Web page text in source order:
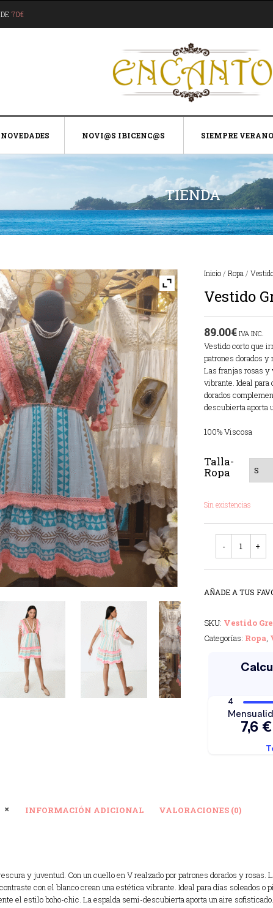
70€
NOVEDADES NOVI@S IBICENC@S SIEMPRE VERANO
TIENDA
Inicio/ Ropa /
Vestido
89.00€ IVA INC.
Vestido corto que
patrones dorados y
Las franjas rosas y
vibrante. Ideal
dorados
descubierta aporta
100% Viscosa
Talla-
Ropa
Sin existencias
AÑADE A TUS
SKU: Vestido
Categorías: Ropa,
INFORMACIÓN ADICIONAL VALORACIONES (0)
y juventud. Con un cuello en V realzado por patrones dorados y rosas.
con el blanco crean una estética vibrante. Ideal para días soleados o
el estilo boho-chic. La espalda semi-descubierta aporta un aire